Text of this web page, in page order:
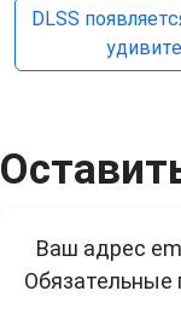
DLSS
Ваш адрес
Обязательные